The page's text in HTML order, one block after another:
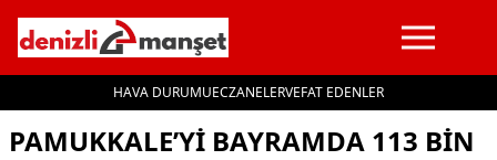
HAVA DURUMUECZANELERVEFAT EDENLER
PAMUKKALE’YI BAYRAMDA 113 BIN